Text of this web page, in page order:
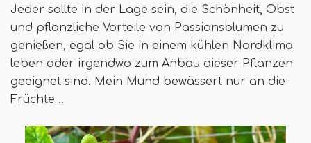
Jeder sollte in der Lage sein, die Schönheit, Obst
und pflanzliche Vorteile von Passionsblumen zu
genießen, egal ob Sie in einem kühlen Nordklima
leben oder irgendwo zum Anbau dieser Pflanzen
geeignet sind. Mein Mund bewässert nur an die
Früchte ..